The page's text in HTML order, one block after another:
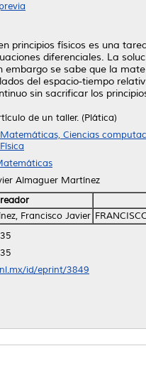
principios físicos es una
diferenciales. La
embargo se sabe que la
del espacio-tiempo
sin sacrificar los
de un taller. (Plática)
Ciencias
Almaguer Martínez
Francisco Javier
id/eprint/3849